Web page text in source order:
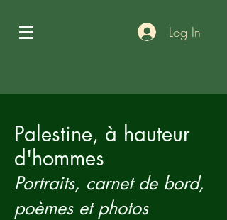
Log In
Palestine, à hauteur
d'hommes
Portraits, carnet de bord,
poèmes et photos